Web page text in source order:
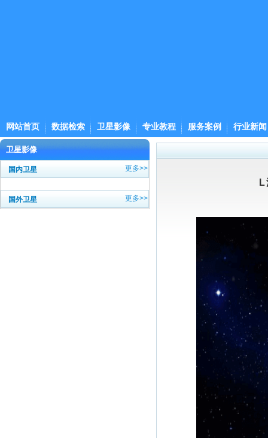
网站首页 数据检索 卫星影像 专业教程 服务案例 行业新闻
卫星影像
国内卫星 更多>>
国外卫星 更多>>